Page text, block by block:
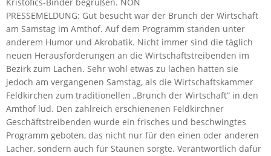
Kristofics-Binder begrüßen. NÖN
PRESSEMELDUNG: Gut besucht war der Brunch der Wirtschaft
am Samstag im Amthof. Auf dem Programm standen unter
anderem Humor und Akrobatik. Nicht immer sind die täglich
neuen Herausforderungen an die Wirtschaftstreibenden im
Bezirk zum Lachen. Sehr wohl etwas zu lachen hatten sie
jedoch am vergangenen Samstag, als die Wirtschaftskammer
Feldkirchen zum traditionellen „Brunch der Wirtschaft“ in den
Amthof lud. Den zahlreich erschienenen Feldkirchner
Geschäftstreibenden wurde ein frisches und beschwingtes
Programm geboten, das nicht nur für den einen oder anderen
Lacher, sondern auch für Staunen sorgte. Verantwortlich dafür